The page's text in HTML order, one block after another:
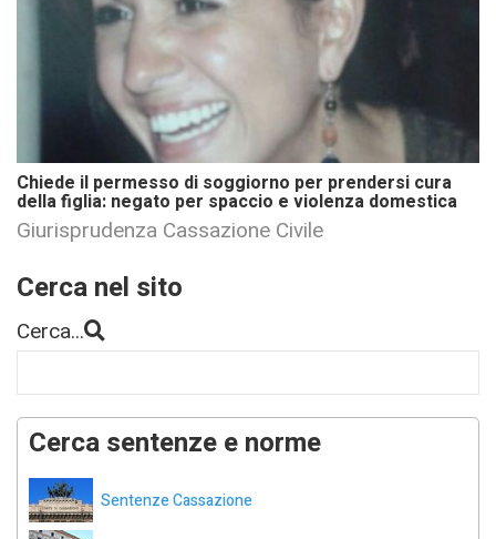
Chiede il permesso di soggiorno per prendersi cura
della figlia: negato per spaccio e violenza domestica
Giurisprudenza Cassazione Civile
Cerca nel sito
Cerca...
Cerca sentenze e norme
Sentenze Cassazione